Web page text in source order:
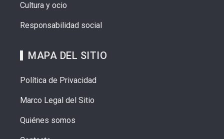
Cultura y ocio
Responsabilidad social
MAPA DEL SITIO
Política de Privacidad
Marco Legal del Sitio
Quiénes somos